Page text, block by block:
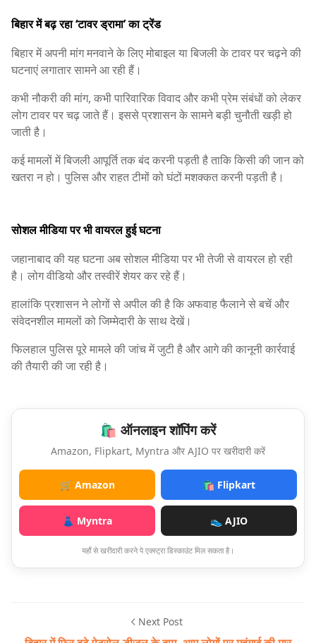
बिहार में बढ़ रहा ‘टावर ड्रामा’ का ट्रेंड
बिहार में अपनी मांग मनवाने के लिए मोबाइल या बिजली के टावर पर चढ़ने की
घटनाएं लगातार सामने आ रही हैं।
कभी नौकरी की मांग, कभी पारिवारिक विवाद और कभी प्रेम संबंधों को लेकर
लोग टावर पर चढ़ जाते हैं। इससे प्रशासन के सामने बड़ी चुनौती खड़ी हो
जाती है।
कई मामलों में बिजली आपूर्ति तक बंद करनी पड़ती है ताकि किसी की जान को
खतरा न हो। पुलिस और राहत टीमों को घंटों मशक्कत करनी पड़ती है।
सोशल मीडिया पर भी वायरल हुई घटना
जहानाबाद की यह घटना अब सोशल मीडिया पर भी तेजी से वायरल हो रही
है। लोग वीडियो और तस्वीरें शेयर कर रहे हैं।
हालांकि प्रशासन ने लोगों से अपील की है कि अफवाह फैलाने से बचें और
संवेदनशील मामलों को जिम्मेदारी के साथ देखें।
फिलहाल पुलिस पूरे मामले की जांच में जुटी है और आगे की कानूनी कार्रवाई
की तैयारी की जा रही है।
🛍️ ऑनलाइन शॉपिंग करें
Amazon, Flipkart, Myntra और AJIO पर खरीदारी करें
🛒 Amazon 🛍️ Flipkart
👗 Myntra 👟 AJIO
यहाँ से खरीदारी करने पे एक्स्ट्रा डिस्काउंट मिल सकता है।
Next Post